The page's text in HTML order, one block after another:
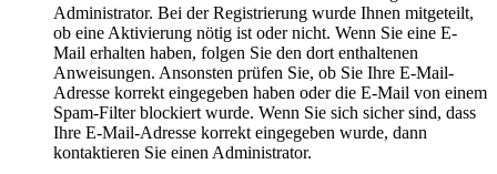
Administrator. Bei der Registrierung wurde Ihnen mitgeteilt,
ob eine Aktivierung nötig ist oder nicht. Wenn Sie eine E-
Mail erhalten haben, folgen Sie den dort enthaltenen
Anweisungen. Ansonsten prüfen Sie, ob Sie Ihre E-Mail-
Adresse korrekt eingegeben haben oder die E-Mail von einem
Spam-Filter blockiert wurde. Wenn Sie sich sicher sind, dass
Ihre E-Mail-Adresse korrekt eingegeben wurde, dann
kontaktieren Sie einen Administrator.